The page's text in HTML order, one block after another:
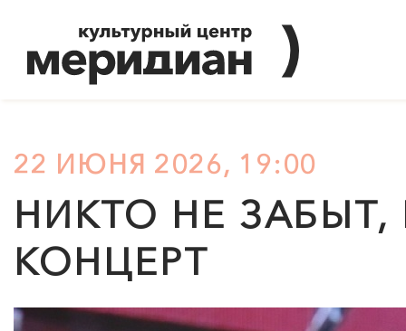
22 ИЮНЯ 2026, 19:00
НИКТО НЕ
КОНЦЕРТ